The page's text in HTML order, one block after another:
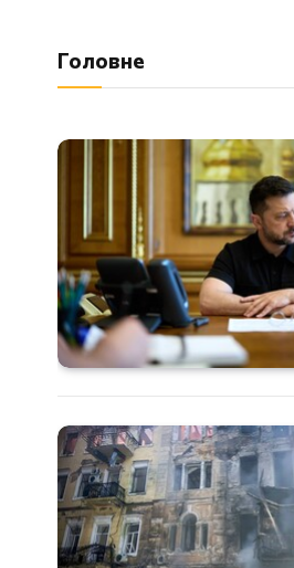
Головне